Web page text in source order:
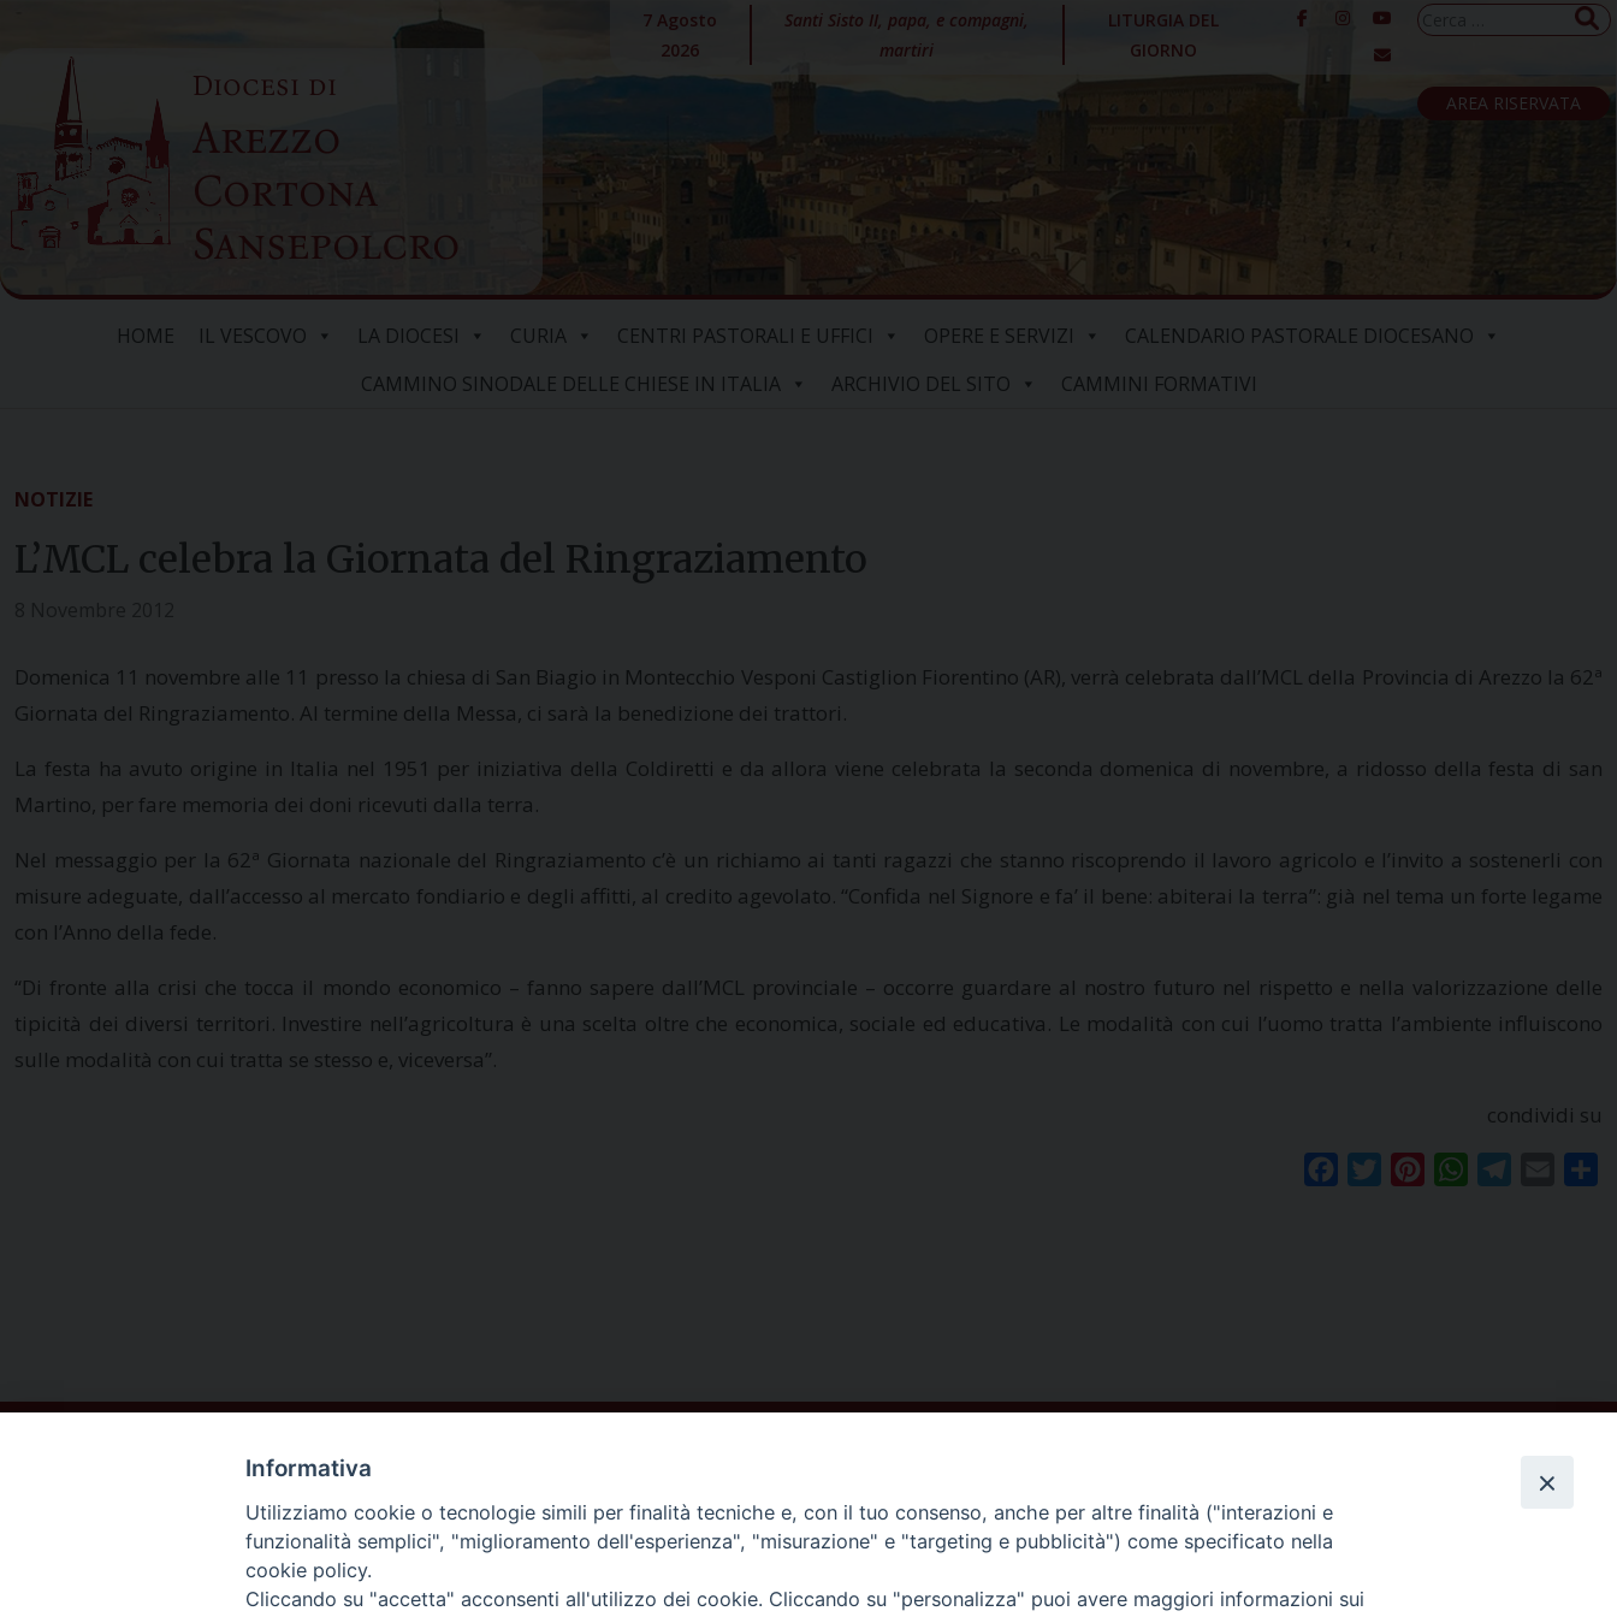
content
Diocesi di
Arezzo
Cortona
Sansepolcro
7 Agosto
2026
Santi Sisto II, papa, e compagni,
martiri
LITURGIA DEL
GIORNO
Ricerca
AREA RISERVATA
HOME IL VESCOVO LA DIOCESI CURIA CENTRI PASTORALI E UFFICI OPERE E SERVIZI
CALENDARIO PASTORALE DIOCESANO
CAMMINO SINODALE DELLE CHIESE IN ITALIA
ARCHIVIO DEL SITO CAMMINI FORMATIVI
NOTIZIE
L’MCL celebra la Giornata del Ringraziamento
Domenica 11 novembre alle 11 presso la chiesa di San Biagio in Montecchio Vesponi Castiglion Fiorentino (AR), verrà celebrata dall’MCL della Provincia di Arezzo la 62ª
Giornata del Ringraziamento. Al termine della Messa, ci sarà la benedizione dei trattori.
La festa ha avuto origine in Italia nel 1951 per iniziativa della Coldiretti e da allora viene celebrata la seconda domenica di novembre, a ridosso della festa di san
Martino, per fare memoria dei doni ricevuti dalla terra.
Nel messaggio per la 62ª Giornata nazionale del Ringraziamento c’è un richiamo ai tanti ragazzi che stanno riscoprendo il lavoro agricolo e l’invito a sostenerli con
misure adeguate, dall’accesso al mercato fondiario e degli affitti, al credito agevolato. “Confida nel Signore e fa’ il bene: abiterai la terra”: già nel tema un forte legame
con l’Anno della fede.
“Di fronte alla crisi che tocca il mondo economico – fanno sapere dall’MCL provinciale – occorre guardare al nostro futuro nel rispetto e nella valorizzazione delle
tipicità dei diversi territori. Investire nell’agricoltura è una scelta oltre che economica, sociale ed educativa. Le modalità con cui l’uomo tratta l’ambiente influiscono
sulle modalità con cui tratta se stesso e, viceversa”.
condividi su
FacebookTwitterPinterestWhatsAppTelegram
Email
DIOCESI DI
Contatti Seguici su
Informativa
Utilizziamo cookie o tecnologie simili per finalità tecniche e, con il tuo consenso, anche per altre finalità ("interazioni e
funzionalità semplici", "miglioramento dell'esperienza", "misurazione" e "targeting e pubblicità") come specificato nella
cookie policy.
Cliccando su "accetta" acconsenti all'utilizzo dei cookie. Cliccando su "personalizza" puoi avere maggiori informazioni sui